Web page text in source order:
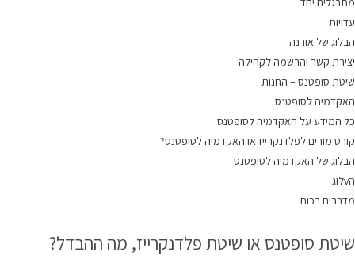
עדויות
הבלוג של אורנה
יצירת קשר והרשמה לקהילה
שיטת סופטנס – החנות
האקדמיה לסופטנס
כל המידע על האקדמיה לסופטנס
קורס מורים לפלדנקרייז או האקדמיה לסופטנס?
הבלוג של האקדמיה לסופטנס
הvלוג
מדברים רכות
שיטת סופטנס או שיטת פלדנקרייז, מה ההבדל?